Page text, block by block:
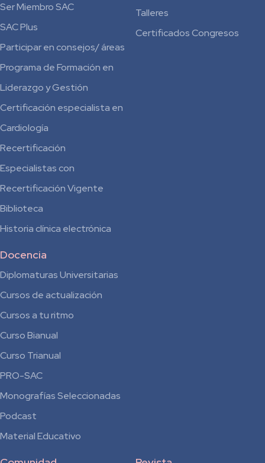
Ser Miembro SAC
SAC Plus
Participar en consejos/ áreas
Programa de Formación en
Liderazgo y Gestión
Certificación especialista en
Cardiología
Recertificación
Especialistas con
Recertificación Vigente
Biblioteca
Historia clínica electrónica
Docencia
Diplomaturas Universitarias
Cursos de actualización
Cursos a tu ritmo
Curso Bianual
para
Residentes
Curso Trianual
PRO-SAC
Monografías Seleccionadas
Podcast
Material Educativo
Talleres
Certificados Congresos